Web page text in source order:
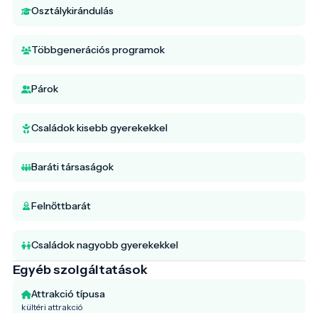
Osztálykirándulás
Többgenerációs programok
Párok
Családok kisebb gyerekekkel
Baráti társaságok
Felnőttbarát
Családok nagyobb gyerekekkel
Egyéb szolgáltatások
Attrakció típusa
kültéri attrakció